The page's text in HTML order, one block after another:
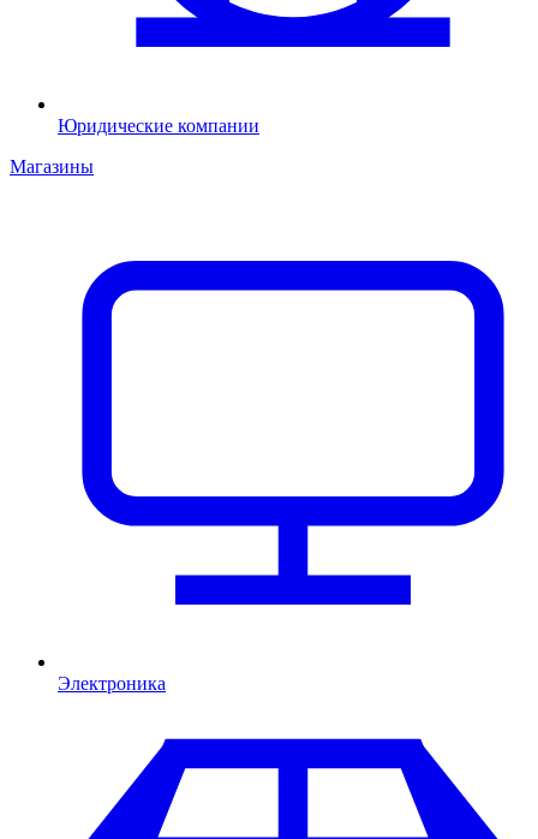
Юридические компании
Магазины
Электроника